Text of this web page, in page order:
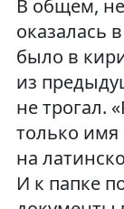
В общем,
оказалась
было в
из
не трогал.
только
на
И к папке